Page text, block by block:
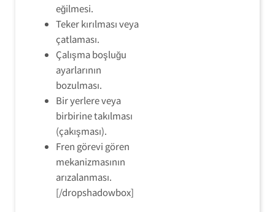
eğilmesi.
Teker kırılması veya
çatlaması.
Çalışma boşluğu
ayarlarının
bozulması.
Bir yerlere veya
birbirine takılması
(çakışması).
Fren görevi gören
mekanizmasının
arızalanması.
[/dropshadowbox]